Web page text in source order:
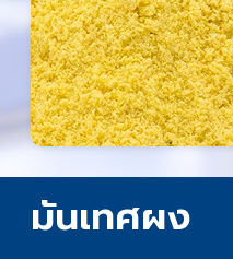
มันเทศผง